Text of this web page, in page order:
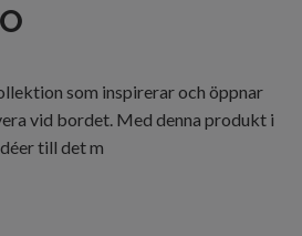
som inspirerar och öppnar
vid bordet. Med denna produkt i
till det m